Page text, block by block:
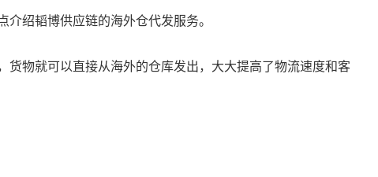
介绍韬博供应链的海外仓代发服务。
物就可以直接从海外的仓库发出，大大提高了物流速度和客